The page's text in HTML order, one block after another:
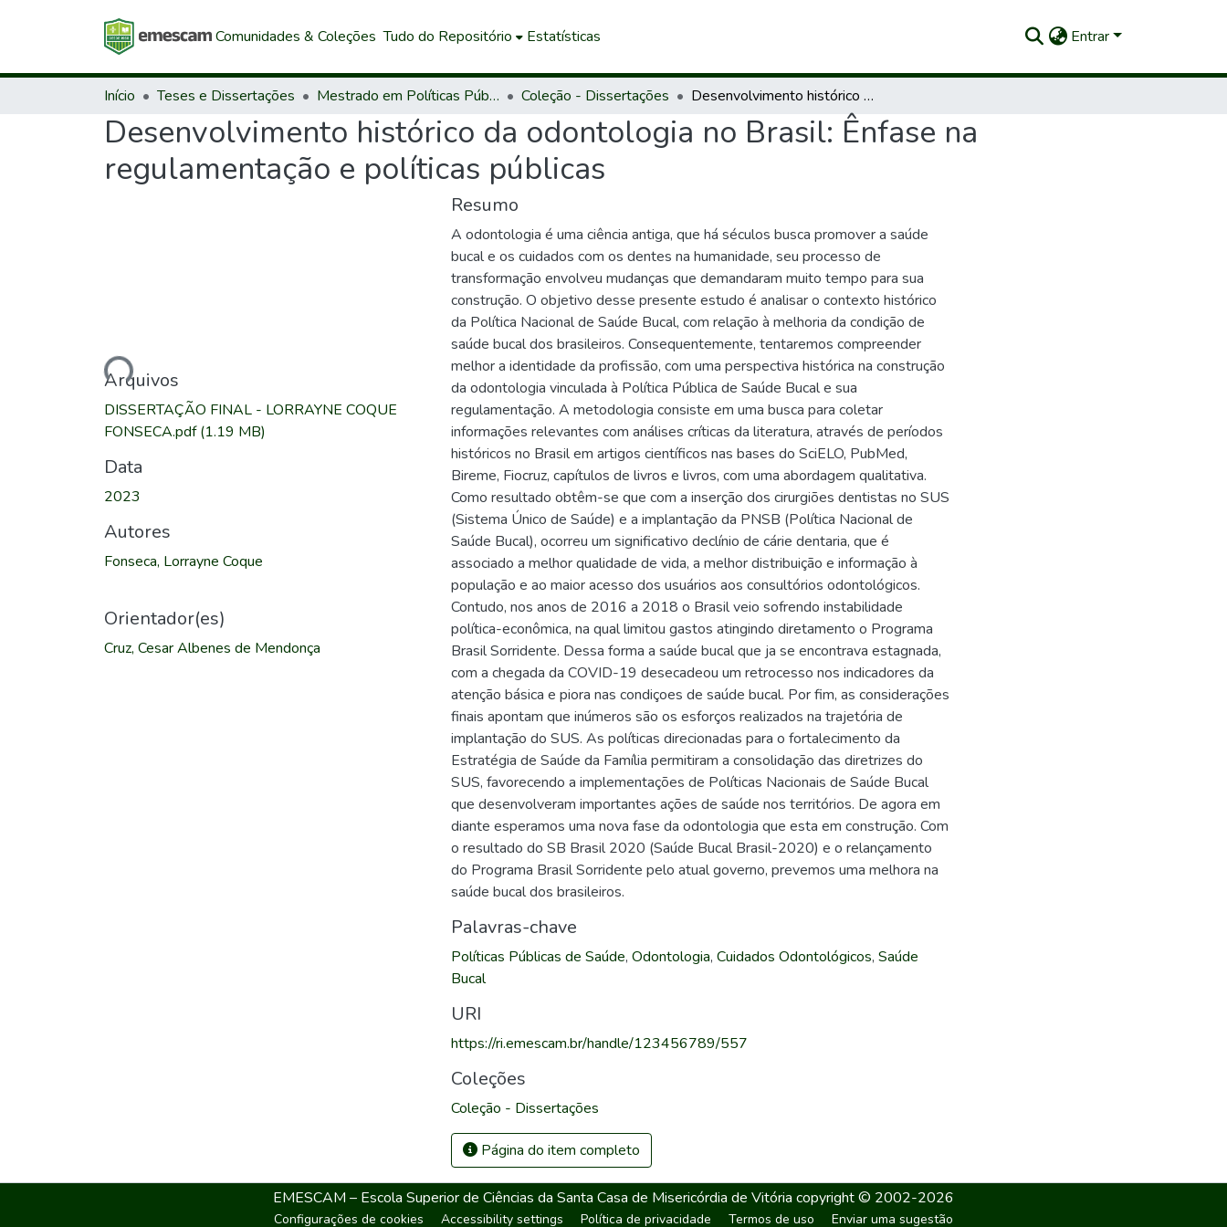
Comunidades & Coleções Tudo do Repositório Estatísticas Entrar
Início Teses e Dissertações Mestrado em Políticas Públicas e Desenvolvimento Local Coleção - Dissertações Desenvolvimento histórico da odontologia no Brasil: Ênfase na regulamentação e políticas públicas
Desenvolvimento histórico da odontologia no Brasil: Ênfase na
regulamentação e políticas públicas
Carregando...
Arquivos
DISSERTAÇÃO FINAL - LORRAYNE COQUE
FONSECA.pdf(1.19 MB)
Data
2023
Autores
Fonseca, Lorrayne Coque
Orientador(es)
Cruz, Cesar Albenes de Mendonça
Resumo
A odontologia é uma ciência antiga, que há séculos busca promover a saúde
bucal e os cuidados com os dentes na humanidade, seu processo de
transformação envolveu mudanças que demandaram muito tempo para sua
construção. O objetivo desse presente estudo é analisar o contexto histórico
da Política Nacional de Saúde Bucal, com relação à melhoria da condição de
saúde bucal dos brasileiros. Consequentemente, tentaremos compreender
melhor a identidade da profissão, com uma perspectiva histórica na construção
da odontologia vinculada à Política Pública de Saúde Bucal e sua
regulamentação. A metodologia consiste em uma busca para coletar
informações relevantes com análises críticas da literatura, através de períodos
históricos no Brasil em artigos científicos nas bases do SciELO, PubMed,
Bireme, Fiocruz, capítulos de livros e livros, com uma abordagem qualitativa.
Como resultado obtêm-se que com a inserção dos cirurgiões dentistas no SUS
(Sistema Único de Saúde) e a implantação da PNSB (Política Nacional de
Saúde Bucal), ocorreu um significativo declínio de cárie dentaria, que é
associado a melhor qualidade de vida, a melhor distribuição e informação à
população e ao maior acesso dos usuários aos consultórios odontológicos.
Contudo, nos anos de 2016 a 2018 o Brasil veio sofrendo instabilidade
política-econômica, na qual limitou gastos atingindo diretamento o Programa
Brasil Sorridente. Dessa forma a saúde bucal que ja se encontrava estagnada,
com a chegada da COVID-19 desecadeou um retrocesso nos indicadores da
atenção básica e piora nas condiçoes de saúde bucal. Por fim, as considerações
finais apontam que inúmeros são os esforços realizados na trajetória de
implantação do SUS. As políticas direcionadas para o fortalecimento da
Estratégia de Saúde da Família permitiram a consolidação das diretrizes do
SUS, favorecendo a implementações de Políticas Nacionais de Saúde Bucal
que desenvolveram importantes ações de saúde nos territórios. De agora em
diante esperamos uma nova fase da odontologia que esta em construção. Com
o resultado do SB Brasil 2020 (Saúde Bucal Brasil-2020) e o relançamento
do Programa Brasil Sorridente pelo atual governo, prevemos uma melhora na
saúde bucal dos brasileiros.
Palavras-chave
Políticas Públicas de Saúde, Odontologia, Cuidados Odontológicos, Saúde
Bucal
URI
https://ri.emescam.br/handle/123456789/557
Coleções
Coleção - Dissertações
Página do item completo
EMESCAM – Escola Superior de Ciências da Santa Casa de Misericórdia de Vitória copyright © 2002-2026
Configurações de cookies Accessibility settings Política de privacidade Termos de uso Enviar uma sugestão